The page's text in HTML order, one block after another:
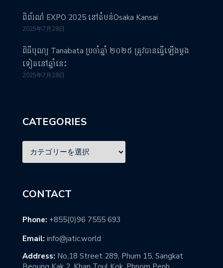
ពិព័រណ៌ EXPO 2025 នៅតំបន់Osaka Kansai
2025年7月28日
ពិធីបុណ្យ Tanabata ប្រចាំឆ្នាំ ២០២៥ ត្រូវបានធ្វើឡើងម្តង
ទៀតនៅឆ្នាំនេះ
2025年7月28日
CATEGORIES
CONTACT
Phone: +855(0)96 7555 693
Email: info@jatic.world
Address: No,18 Street 289, Phum 15, Sangkat